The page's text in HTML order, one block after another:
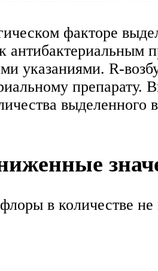
факторе
антибактериальным
указаниями. R-
препарату.
выделенного
флоры в количестве